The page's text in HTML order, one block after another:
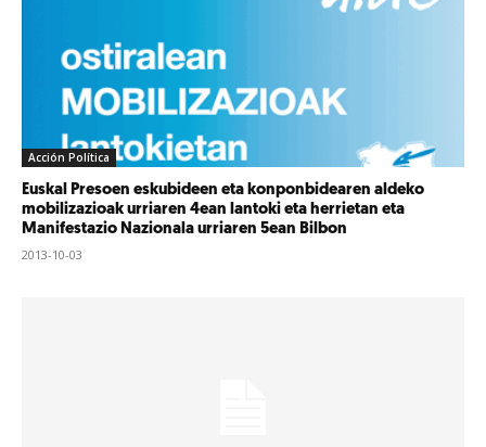
Acción Política
Euskal Presoen eskubideen eta konponbidearen aldeko
mobilizazioak urriaren 4ean lantoki eta herrietan eta
Manifestazio Nazionala urriaren 5ean Bilbon
2013-10-03